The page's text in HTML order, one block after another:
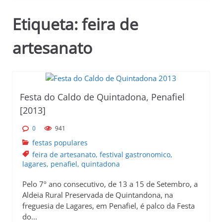
Etiqueta:feira de
artesanato
Festa do Caldo de Quintadona, Penafiel
[2013]
0 941
festas populares
feira de artesanato, festival gastronomico,
lagares, penafiel, quintadona
Pelo 7º ano consecutivo, de 13 a 15 de Setembro, a
Aldeia Rural Preservada de Quintandona, na
freguesia de Lagares, em Penafiel, é palco da Festa
do...